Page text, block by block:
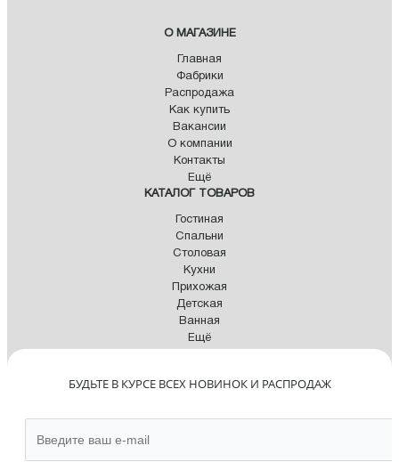
О МАГАЗИНЕ
Главная
Фабрики
Распродажа
Как купить
Вакансии
О компании
Контакты
Ещё
КАТАЛОГ ТОВАРОВ
Гостиная
Спальни
Столовая
Кухни
Прихожая
Детская
Ванная
Ещё
БУДЬТЕ В КУРСЕ ВСЕХ НОВИНОК И РАСПРОДАЖ